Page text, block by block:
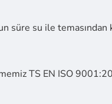
su ile temasından
TS EN ISO